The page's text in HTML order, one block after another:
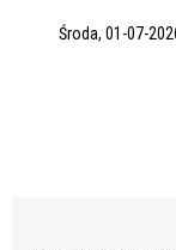
MiejsceŚroda, 01-07-